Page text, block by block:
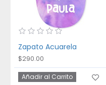
Zapato Acuarela
$290.00
Añadir al Carrito